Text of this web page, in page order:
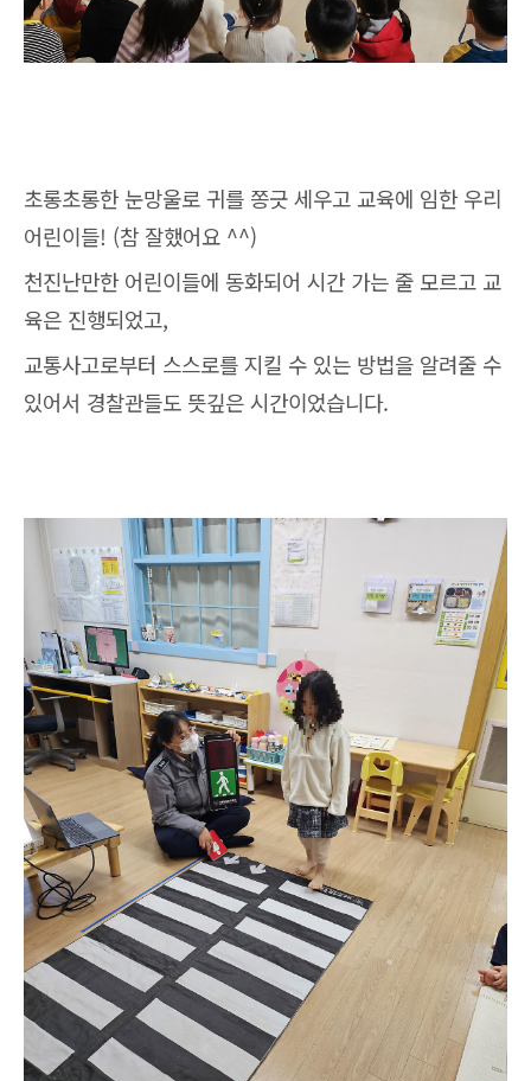
초롱초롱한 눈망울로 귀를 쫑긋 세우고 교육에 임한 우리
어린이들! (참 잘했어요 ^^)
천진난만한 어린이들에 동화되어 시간 가는 줄 모르고 교
육은 진행되었고,
교통사고로부터 스스로를 지킬 수 있는 방법을 알려줄 수
있어서 경찰관들도 뜻깊은 시간이었습니다.